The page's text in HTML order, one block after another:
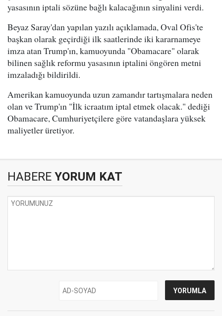
yasasının iptali sözüne bağlı kalacağının sinyalini verdi.
Beyaz Saray'dan yapılan yazılı açıklamada, Oval Ofis'te
başkan olarak geçirdiği ilk saatlerinde iki kararnameye
imza atan Trump'ın, kamuoyunda "Obamacare" olarak
bilinen sağlık reformu yasasının iptalini öngören metni
imzaladığı bildirildi.
Amerikan kamuoyunda uzun zamandır tartışmalara neden
olan ve Trump'ın "İlk icraatım iptal etmek olacak." dediği
Obamacare, Cumhuriyetçilere göre vatandaşlara yüksek
maliyetler üretiyor.
HABERE YORUM KAT